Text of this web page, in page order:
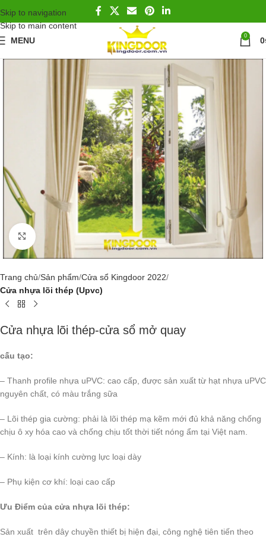
Skip to navigation
Skip to main content
MENU
0 0
Click to enlarge
Trang chủ Sản phẩm Cửa sổ Kingdoor 2022
Cửa nhựa lõi thép (Upvc)
Cửa nhựa lõi thép-cửa sổ mở quay
cấu tạo:
– Thanh profile nhựa uPVC: cao cấp, được sản xuất từ hạt nhựa uPVC
nguyên chất, có màu trắng sữa
– Lõi thép gia cường: phải là lõi thép mạ kẽm mới đủ khả năng chống
chịu ô xy hóa cao và chống chịu tốt thời tiết nóng ẩm tại Việt nam.
– Kính: là loại kính cường lực loại dày
– Phụ kiện cơ khí: loại cao cấp
Ưu Điểm của cửa nhựa lõi thép:
Sản xuất trên dây chuyền thiết bị hiện đại, công nghệ tiên tiến theo